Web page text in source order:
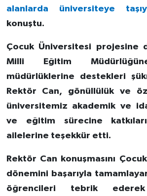
alanlarda üniversiteye
konuştu.
Çocuk Üniversitesi projesine
Milli Eğitim
müdürlüklerine destekleri
Rektör Can, gönüllülük ve
üniversitemiz akademik ve
ve eğitim sürecine
ailelerine teşekkür etti.
Rektör Can konuşmasını
dönemini başarıyla
öğrencileri tebrik